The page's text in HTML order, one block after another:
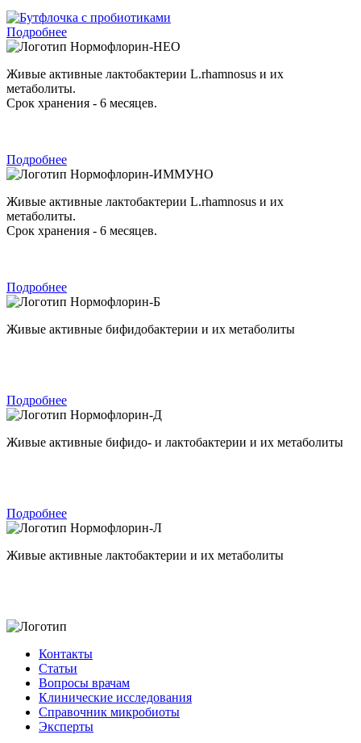
Подробнее
Нормофлорин-НЕО
Живые активные лактобактерии L.rhamnosus и их
метаболиты.
Срок хранения - 6 месяцев.
Подробнее
Нормофлорин-ИММУНО
Живые активные лактобактерии L.rhamnosus и их
метаболиты.
Срок хранения - 6 месяцев.
Подробнее
Нормофлорин-Б
Живые активные бифидобактерии и их метаболиты
Подробнее
Нормофлорин-Д
Живые активные бифидо- и лактобактерии и их метаболиты
Подробнее
Нормофлорин-Л
Живые активные лактобактерии и их метаболиты
Контакты
Статьи
Вопросы врачам
Клинические исследования
Справочник микробиоты
Эксперты